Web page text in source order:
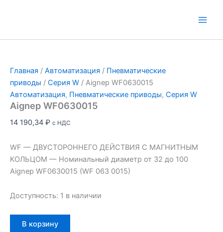
Главная / Автоматизация / Пневматические
приводы / Серия W / Aignep WF0630015
Автоматизация, Пневматические приводы, Серия W
Aignep WF0630015
14 190,34 ₽ с НДС
WF — ДВУСТОРОННЕГО ДЕЙСТВИЯ С МАГНИТНЫМ
КОЛЬЦОМ — Номинальный диаметр от 32 до 100
Aignep WF0630015 (WF 063 0015)
Доступность: 1 в наличии
товара
В корзину